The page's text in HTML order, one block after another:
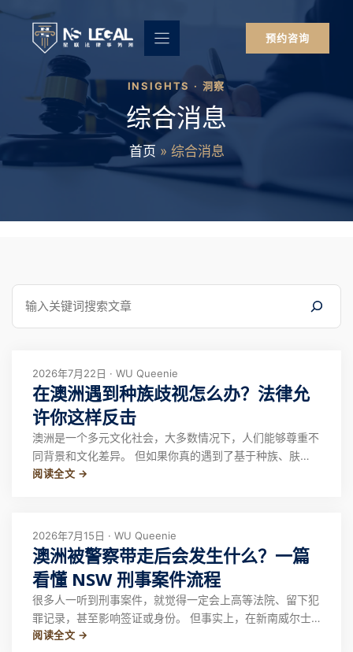
跳
预约咨询
INSIGHTS · 洞察
综合消息
首页 » 综合消息
搜
2026年7月22日 · WU Queenie
在澳洲遇到种族歧视怎么办？法律允
许你这样反击
澳洲是一个多元文化社会，大多数情况下，人们能够尊重不
同背景和文化差异。 但如果你真的遇到了基于种族、肤
色、国籍或文化背景的歧视行为，也需要知道： 你不是只
况时，第一反应可能是： “忍一下就过去了。
阅读全文 →
2026年7月15日 · WU Queenie
澳洲被警察带走后会发生什么？一篇
看懂 NSW 刑事案件流程
很多人一听到刑事案件，就觉得一定会上高等法院、留下犯
罪记录，甚至影响签证或身份。 但事实上，在新南威尔士
州（NSW），绝大多数刑事案件都会在 Local Court of
阅读全文 →